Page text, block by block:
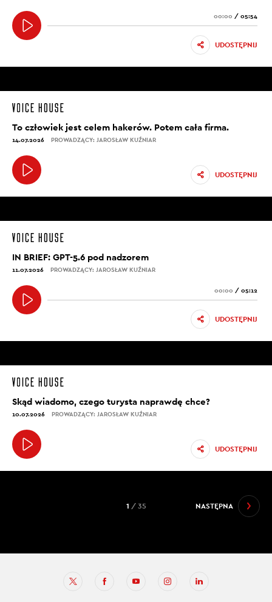
00:00 / 05:54
UDOSTĘPNIJ
To człowiek jest celem hakerów. Potem cała firma.
14.07.2026 PROWADZĄCY: JAROSŁAW KUŹNIAR
UDOSTĘPNIJ
IN BRIEF: GPT-5.6 pod nadzorem
11.07.2026 PROWADZĄCY: JAROSŁAW KUŹNIAR
00:00 / 05:12
UDOSTĘPNIJ
Skąd wiadomo, czego turysta naprawdę chce?
10.07.2026 PROWADZĄCY: JAROSŁAW KUŹNIAR
UDOSTĘPNIJ
NASTĘPNA
1 / 35